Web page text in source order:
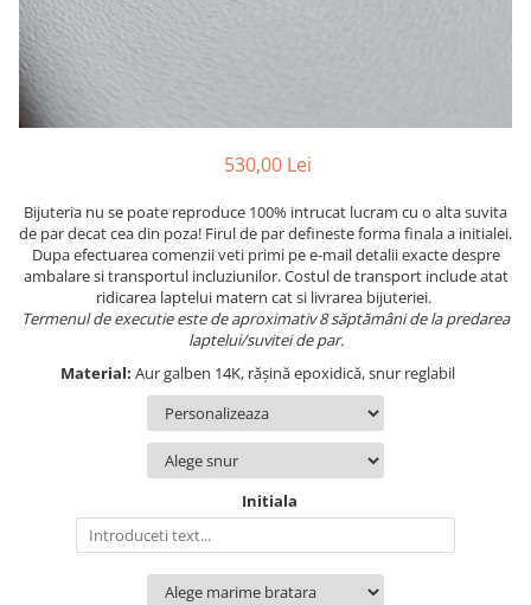
530,00 Lei
Bijuteria nu se poate reproduce 100% intrucat lucram cu o alta suvita
de par decat cea din poza! Firul de par defineste forma finala a initialei.
Dupa efectuarea comenzii veti primi pe e-mail detalii exacte despre
ambalare si transportul incluziunilor. Costul de transport include atat
ridicarea laptelui matern cat si livrarea bijuteriei.
Termenul de executie este de aproximativ 8 săptămâni de la predarea
laptelui/suvitei de par.
Material: Aur galben 14K, rășină epoxidică, snur reglabil
Initiala